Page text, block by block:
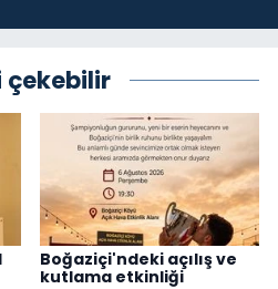
çekebilir
Boğaziçi'ndeki açılış ve
kutlama etkinliği